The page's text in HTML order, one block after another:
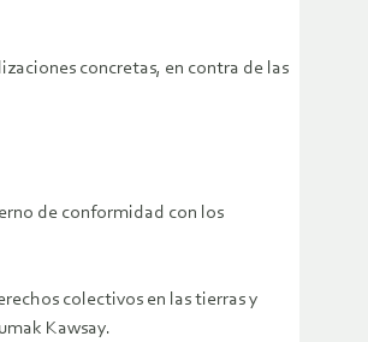
concretas, en contra de las
de conformidad con los
colectivos en las tierras y
Kawsay.